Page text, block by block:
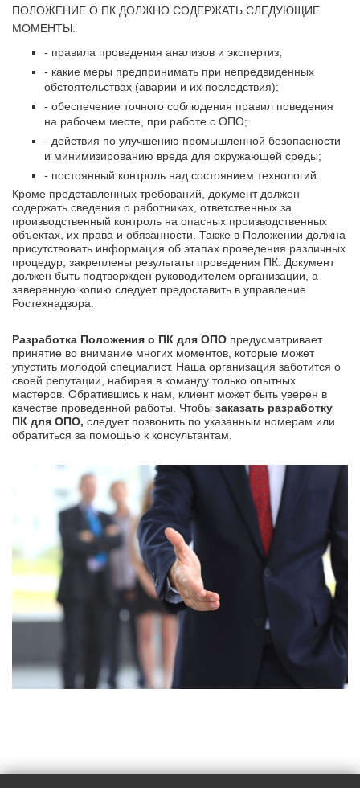
ПОЛОЖЕНИЕ О ПК ДОЛЖНО СОДЕРЖАТЬ СЛЕДУЮЩИЕ
МОМЕНТЫ:
- правила проведения анализов и экспертиз;
- какие меры предпринимать при непредвиденных
обстоятельствах (аварии и их последствия);
- обеспечение точного соблюдения правил поведения
на рабочем месте, при работе с ОПО;
- действия по улучшению промышленной безопасности
и минимизированию вреда для окружающей среды;
- постоянный контроль над состоянием технологий.
Кроме представленных требований, документ должен
содержать сведения о работниках, ответственных за
производственный контроль на опасных производственных
объектах, их права и обязанности. Также в Положении должна
присутствовать информация об этапах проведения различных
процедур, закреплены результаты проведения ПК. Документ
должен быть подтвержден руководителем организации, а
заверенную копию следует предоставить в управление
Ростехнадзора.
Разработка Положения о ПК для ОПО предусматривает
принятие во внимание многих моментов, которые может
упустить молодой специалист. Наша организация заботится о
своей репутации, набирая в команду только опытных
мастеров. Обратившись к нам, клиент может быть уверен в
качестве проведенной работы. Чтобы заказать разработку
ПК для ОПО, следует позвонить по указанным номерам или
обратиться за помощью к консультантам.